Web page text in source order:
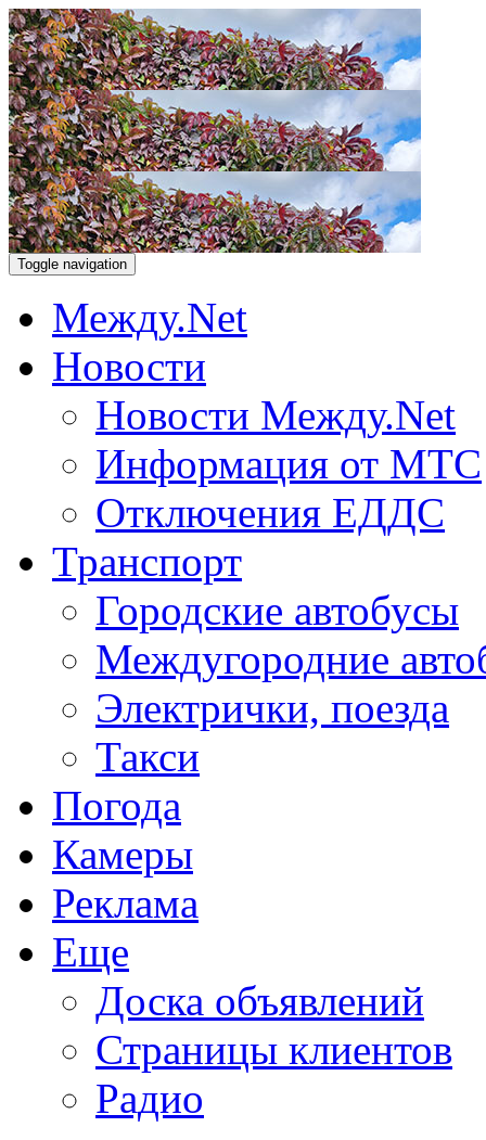
Toggle navigation
Между.Net
Новости
Новости Между.Net
Информация от МТС
Отключения ЕДДС
Транспорт
Городские автобусы
Междугородние
Электрички, поезда
Такси
Погода
Камеры
Реклама
Еще
Доска объявлений
Страницы клиентов
Радио